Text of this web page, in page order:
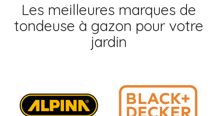
Les meilleures marques de
tondeuse à gazon pour votre
jardin